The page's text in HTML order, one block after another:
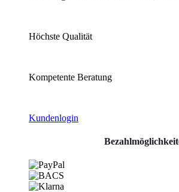
Höchste Qualität
Kompetente Beratung
Kundenlogin